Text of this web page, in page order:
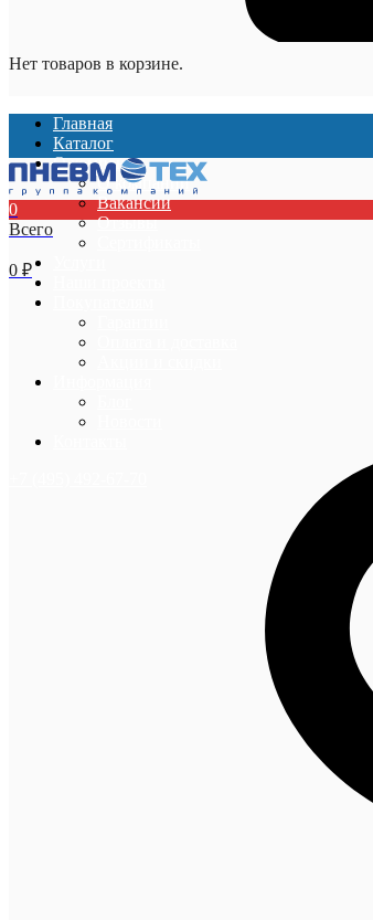
Нет товаров в корзине.
Главная
Каталог
О компании
О компании
Вакансии
Отзывы
0
Всего
0 ₽